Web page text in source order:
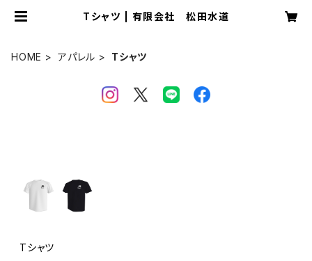
Tシャツ | 有限会社 松田水道
HOME アパレル Tシャツ
Tシャツ